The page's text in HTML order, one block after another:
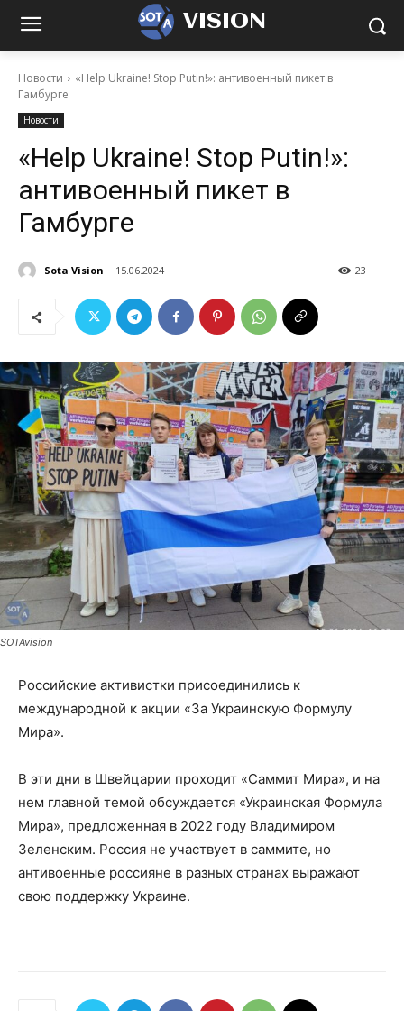
VISION
Новости
«Help Ukraine! Stop Putin!»: антивоенный пикет в
Гамбурге
Новости
«Help Ukraine! Stop Putin!»:
антивоенный пикет в
Гамбурге
Sota Vision 15.06.2024 23
SOTAvision
Российские активистки присоединились к
международной к акции «За Украинскую Формулу
Мира».
В эти дни в Швейцарии проходит «Саммит Мира», и на
нем главной темой обсуждается «Украинская Формула
Мира», предложенная в 2022 году Владимиром
Зеленским. Россия не участвует в саммите, но
антивоенные россияне в разных странах выражают
свою поддержку Украине.